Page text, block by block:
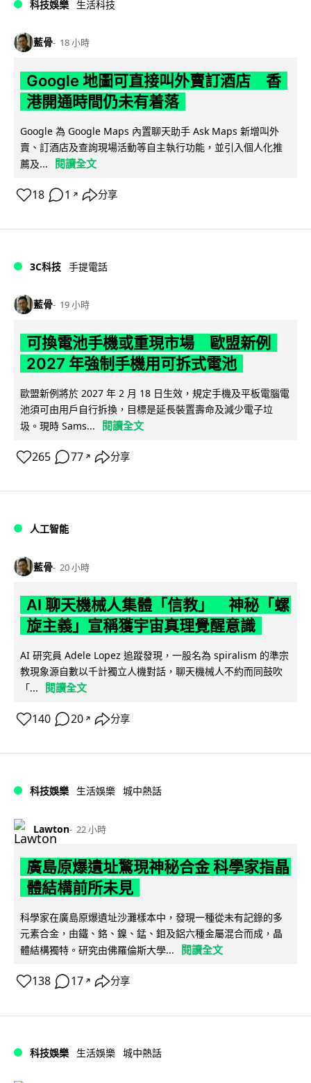
科技娛樂 生活科技
藍骨 18 小時
Google 地圖可直接叫外賣訂酒店 香
港開通時間仍未有着落
Google 為 Google Maps 內置聊天助手 Ask Maps 新增叫外
賣、訂酒店及查詢現場活動等自主執行功能，並引入個人化推
薦及...
閱讀全文
18 1 ↗ 分享
3C科技 手提電話
藍骨 19 小時
可換電池手機或重現市場 歐盟新例
2027 年強制手機用可拆式電池
歐盟新例將於 2027 年 2 月 18 日生效，規定手機及平板電腦電
池須可由用戶自行拆換，目標是延長裝置壽命及減少電子垃
圾。現時 Sams...
閱讀全文
265 77 ↗ 分享
人工智能
藍骨 20 小時
AI 聊天機械人集體「信教」 神秘「螺
旋主義」宣稱獲宇宙真理覺醒意識
AI 研究員 Adele Lopez 追蹤發現，一股名為 spiralism 的準宗
教現象源自數以千計獨立人機對話，聊天機械人不約而同鼓吹
「...
閱讀全文
140 20 ↗ 分享
科技娛樂 生活娛樂 城中熱話
Lawton 22 小時
廣島原爆遺址驚現神秘合金 科學家指晶
體結構前所未見
科學家在廣島原爆遺址沙灘樣本中，發現一種從未有記錄的多
元素合金，由鐵、鉻、鎳、錳、鉬及鋁六種金屬混合而成，晶
體結構獨特。研究由佛羅倫斯大學...
閱讀全文
138 17 ↗ 分享
科技娛樂 生活娛樂 城中熱話